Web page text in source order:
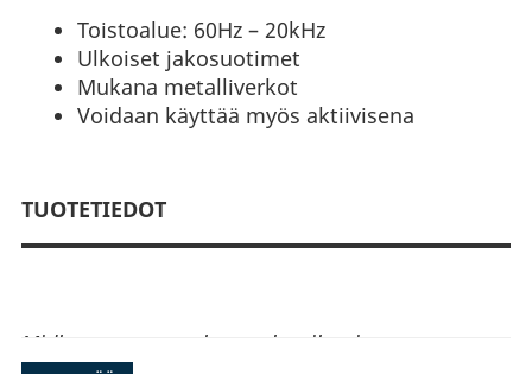
Toistoalue: 60Hz – 20kHz
Ulkoiset jakosuotimet
Mukana metalliverkot
Voidaan käyttää myös aktiivisena
TUOTETIEDOT
Midbassossa on polypropyleenikartio